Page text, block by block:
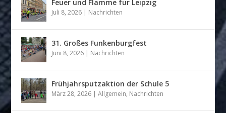
Feuer und Flamme für Leipzig
Juli 8, 2026 Nachrichten
31. Großes Funkenburgfest
Juni 8, 2026 Nachrichten
Frühjahrsputzaktion der Schule 5
März 28, 2026 |Allgemein, Nachrichten